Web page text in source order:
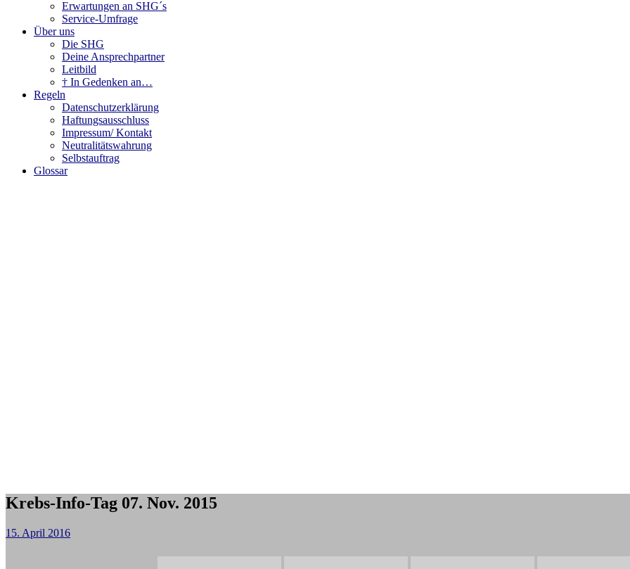
Erwartungen an SHG´s
Service-Umfrage
Über uns
Die SHG
Deine Ansprechpartner
Leitbild
† In Gedenken an…
Regeln
Datenschutzerklärung
Haftungsausschluss
Impressum/ Kontakt
Neutralitätswahrung
Selbstauftrag
Glossar
Krebs-Info-Tag 07. Nov. 2015
15. April 2016